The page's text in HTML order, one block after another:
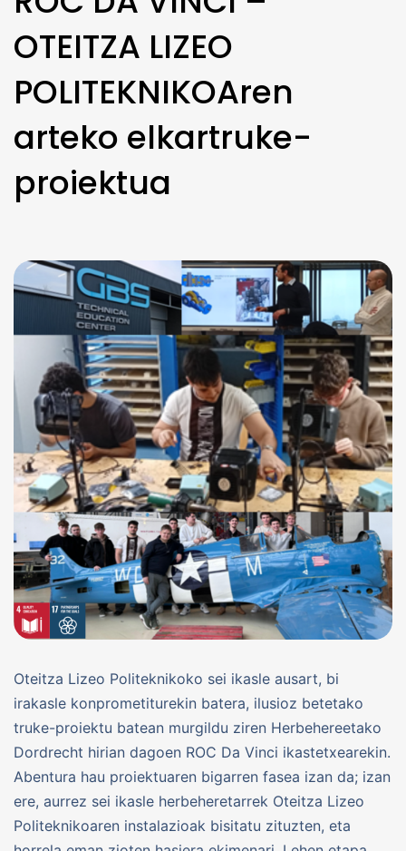
OTEITZA LIZEO
POLITEKNIKOAren
arteko elkartruke-
proiektua
Oteitza Lizeo Politeknikoko sei ikasle ausart, bi
irakasle konprometiturekin batera, ilusioz betetako
truke-proiektu batean murgildu ziren Herbehereetako
Dordrecht hirian dagoen ROC Da Vinci ikastetxearekin.
Abentura hau proiektuaren bigarren fasea izan da; izan
ere, aurrez sei ikasle herbeheretarrek Oteitza Lizeo
Politeknikoaren instalazioak bisitatu zituzten, eta